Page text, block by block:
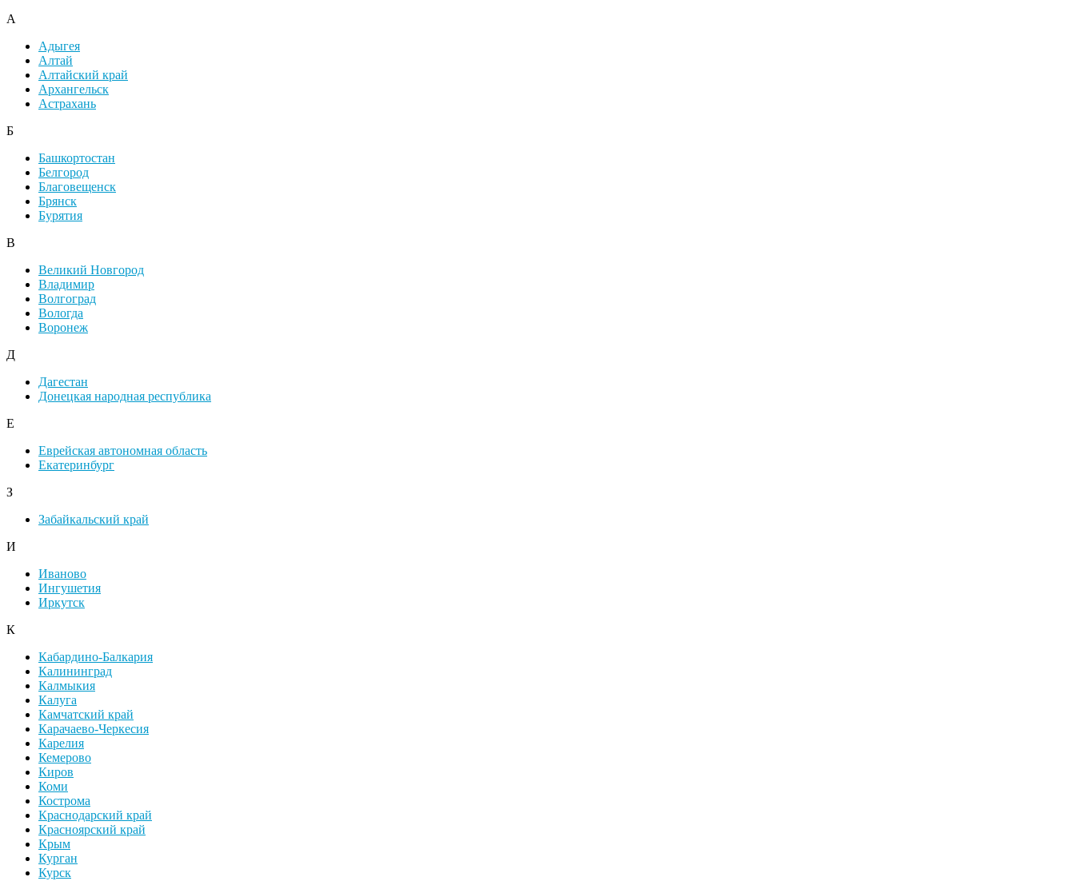
А
Адыгея
Алтай
Алтайский край
Архангельск
Астрахань
Б
Башкортостан
Белгород
Благовещенск
Брянск
Бурятия
В
Великий Новгород
Владимир
Волгоград
Вологда
Воронеж
Д
Дагестан
Донецкая народная республика
Е
Еврейская автономная область
Екатеринбург
З
Забайкальский край
И
Иваново
Ингушетия
Иркутск
К
Кабардино-Балкария
Калининград
Калмыкия
Калуга
Камчатский край
Карачаево-Черкесия
Карелия
Кемерово
Киров
Коми
Кострома
Краснодарский край
Красноярский край
Крым
Курган
Курск